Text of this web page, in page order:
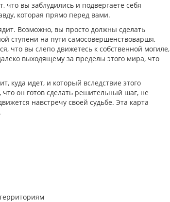
что вы заблудились и подвергаете себя
которая прямо перед вами.
Возможно, вы просто должны сделать
ступени на пути самосовершенствоваршя,
что вы слепо движетесь к собственной могиле,
выходящему за пределы этого мира, что
куда идет, и который вследствие этого
что он готов сделать решительный шаг, не
навстречу своей судьбе. Эта карта